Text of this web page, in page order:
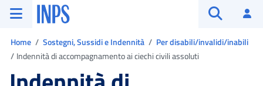
Vai al menu principale
Vai al contenuto principale
Vai al pie' di pagina
INPS ()
Home Sostegni, Sussidi e Indennità
Per disabili/invalidi/inabili
Indennità di accompagnamento ai ciechi civili assoluti